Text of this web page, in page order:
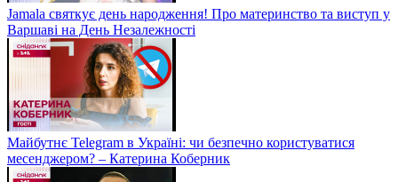
Jamala святкує день народження! Про материнство та виступ у
Варшаві на День Незалежності
Майбутнє Telegram в Україні: чи безпечно користуватися
месенджером? – Катерина Коберник